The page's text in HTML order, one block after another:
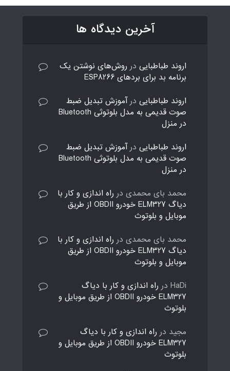
آخرین دیدگاه ها
اروند طباطبایی در روش‌های نوشتن یک
برنامه بد برای بردهای ESP8266
اروند طباطبایی درآموزش تبدیل ضبط
صوت قدیمی به مدل بلوتوثی Bluetooth
در منزل
اروند طباطبایی درآموزش تبدیل ضبط
صوت قدیمی به مدل بلوتوثی Bluetooth
در منزل
محمد بای محمدی در راه اندازی و کار با
دیاگ ELM327 خودرو OBDII از طریق
موبایل و بلوتوث
محمد بای محمدی در راه اندازی و کار با
دیاگ ELM327 خودرو OBDII از طریق
موبایل و بلوتوث
HaDi در راه اندازی و کار با دیاگ
ELM327 خودرو OBDII از طریق موبایل و
بلوتوث
مجید در راه اندازی و کار با دیاگ
ELM327 خودرو OBDII از طریق موبایل و
بلوتوث